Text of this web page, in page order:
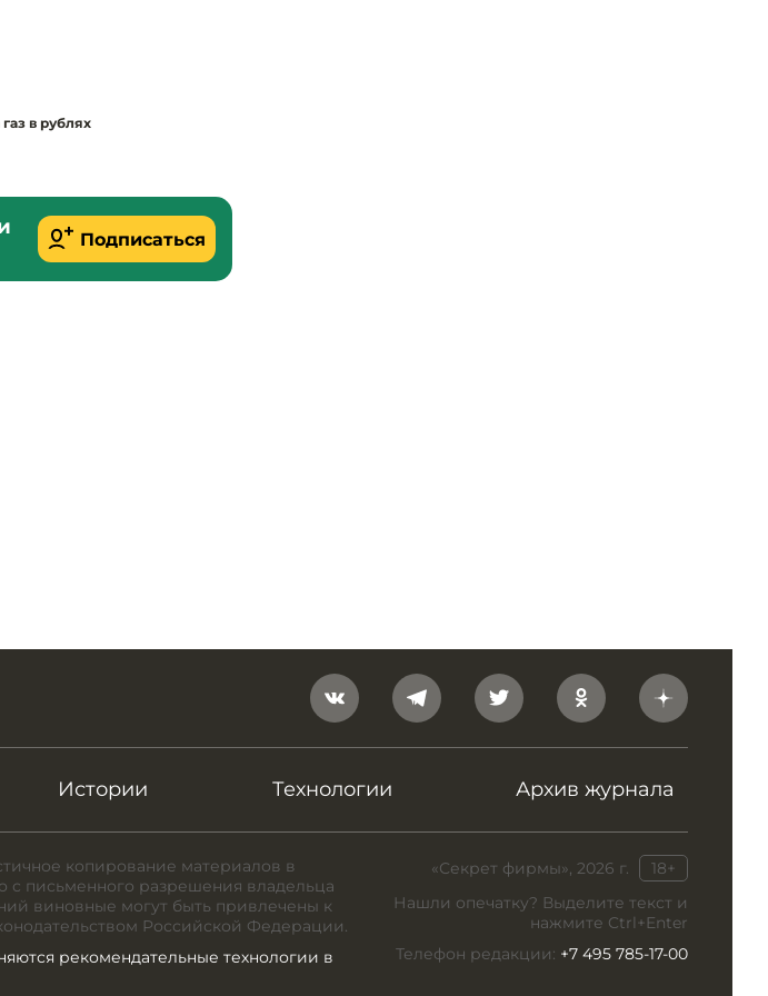
в рублях
Подписаться
Истории Технологии Архив журнала
«Секрет фирмы», 2026 г.
18+
Нашли опечатку? Выделите текст и
нажмите Ctrl+Enter
Телефон редакции: +7 495 785-17-00
копирование материалов в
с письменного разрешения владельца
виновные могут быть привлечены к
Российской Федерации.
рекомендательные технологии в